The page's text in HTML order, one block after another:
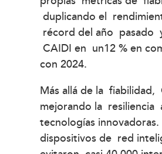
duplicando el
récord del año pasado
CAIDI en un12 % en
con 2024.
Más allá de la
mejorando la resiliencia
tecnologías innovadoras.
dispositivos de red